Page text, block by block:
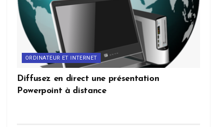
ORDINATEUR ET INTERNET
Diffusez en direct une présentation
Powerpoint à distance